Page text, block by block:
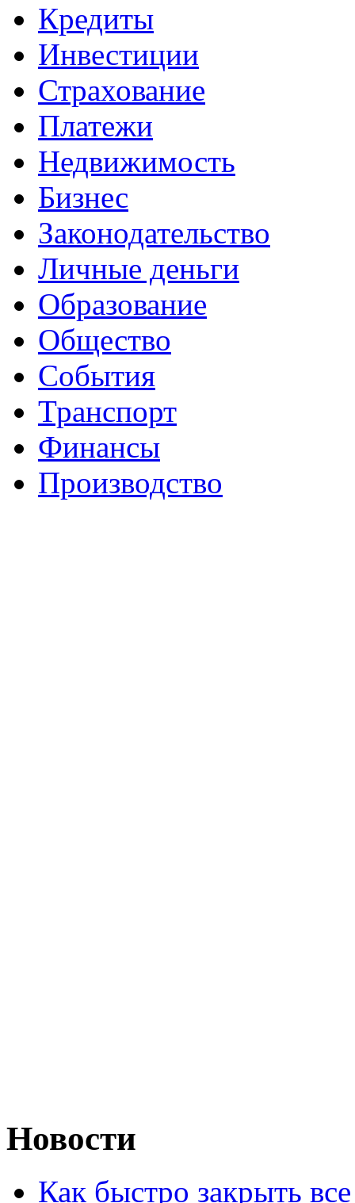
Кредиты
Инвестиции
Страхование
Платежи
Недвижимость
Бизнес
Законодательство
Личные деньги
Образование
Общество
События
Транспорт
Финансы
Производство
Новости
Как быстро закрыть